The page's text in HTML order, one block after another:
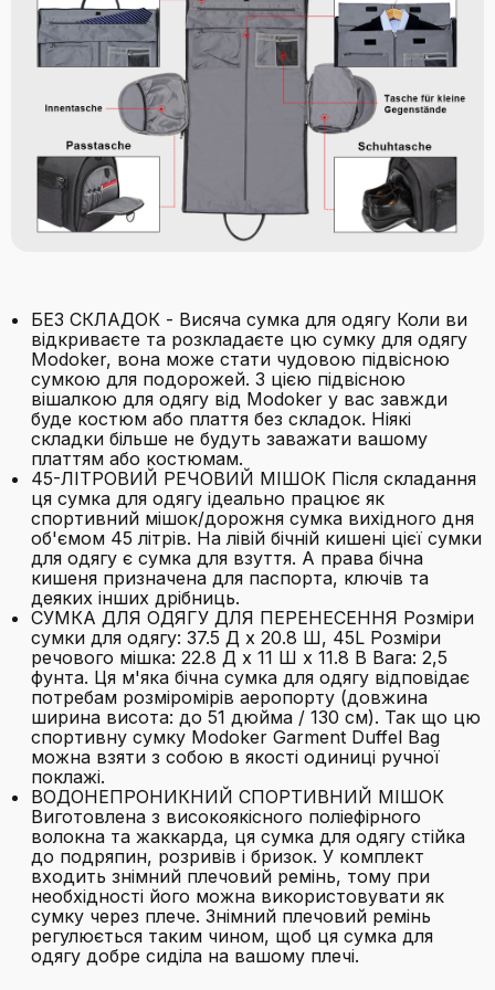
БЕЗ СКЛАДОК - Висяча сумка для одягу Коли ви
відкриваєте та розкладаєте цю сумку для одягу
Modoker, вона може стати чудовою підвісною
сумкою для подорожей. З цією підвісною
вішалкою для одягу від Modoker у вас завжди
буде костюм або плаття без складок. Ніякі
складки більше не будуть заважати вашому
платтям або костюмам.
45-ЛІТРОВИЙ РЕЧОВИЙ МІШОК Після складання
ця сумка для одягу ідеально працює як
спортивний мішок/дорожня сумка вихідного дня
об'ємом 45 літрів. На лівій бічній кишені цієї сумки
для одягу є сумка для взуття. А права бічна
кишеня призначена для паспорта, ключів та
деяких інших дрібниць.
СУМКА ДЛЯ ОДЯГУ ДЛЯ ПЕРЕНЕСЕННЯ Розміри
сумки для одягу: 37.5 Д x 20.8 Ш, 45L Розміри
речового мішка: 22.8 Д x 11 Ш x 11.8 В Вага: 2,5
фунта. Ця м'яка бічна сумка для одягу відповідає
потребам розміромірів аеропорту (довжина
ширина висота: до 51 дюйма / 130 см). Так що цю
спортивну сумку Modoker Garment Duffel Bag
можна взяти з собою в якості одиниці ручної
поклажі.
ВОДОНЕПРОНИКНИЙ СПОРТИВНИЙ МІШОК
Виготовлена з високоякісного поліефірного
волокна та жаккарда, ця сумка для одягу стійка
до подряпин, розривів і бризок. У комплект
входить знімний плечовий ремінь, тому при
необхідності його можна використовувати як
сумку через плече. Знімний плечовий ремінь
регулюється таким чином, щоб ця сумка для
одягу добре сиділа на вашому плечі.